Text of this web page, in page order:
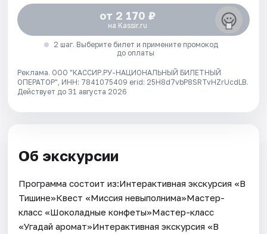
от 2 170 ₽
на Kassir.ru
2 шаг. Выберите билет и примените промокод
до оплаты
Реклама. ООО "КАССИР.РУ-НАЦИОНАЛЬНЫЙ БИЛЕТНЫЙ
ОПЕРАТОР", ИНН: 7841075409 erid: 25H8d7vbP8SRTvHZrUcdLB.
Действует до 31 августа 2026
Об экскурсии
Программа состоит из:Интерактивная экскурсия «В
Тишине»Квест «Миссия невыполнима»Мастер-
класс «Шоколадные конфеты»Мастер-класс
«Угадай аромат»Интерактивная экскурсия «В